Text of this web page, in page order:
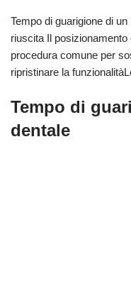
Tempo di guarigione di
riuscita Il
procedura comune per
ripristinare la funzionalità
Tempo di
dentale